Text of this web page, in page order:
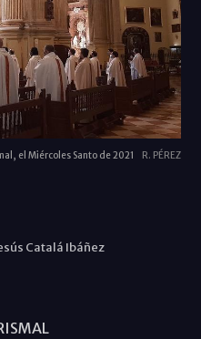
el Miércoles Santo de 2021 R. PÉREZ
Catalá Ibáñez